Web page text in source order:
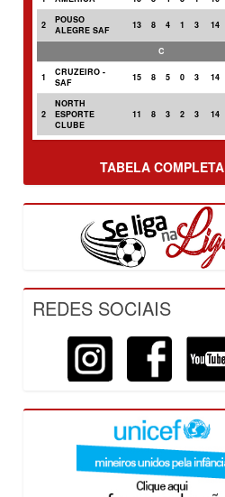
2
POUSO
ALEGRE SAF
13 8 4 1 3 14
C
1
CRUZEIRO -
SAF
15 8 5 0 3 14
2
NORTH
ESPORTE
CLUBE
11 8 3 2 3 14
TABELA COMPLETA
REDES SOCIAIS